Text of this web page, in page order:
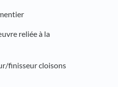
reliée à la
finisseur cloisons